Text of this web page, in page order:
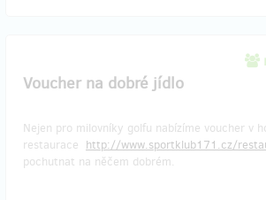
Voucher na dobré jídlo
Nejen pro milovníky golfu nabízíme voucher v
restaurace http://www.sportklub171.cz/
pochutnat na něčem dobrém.